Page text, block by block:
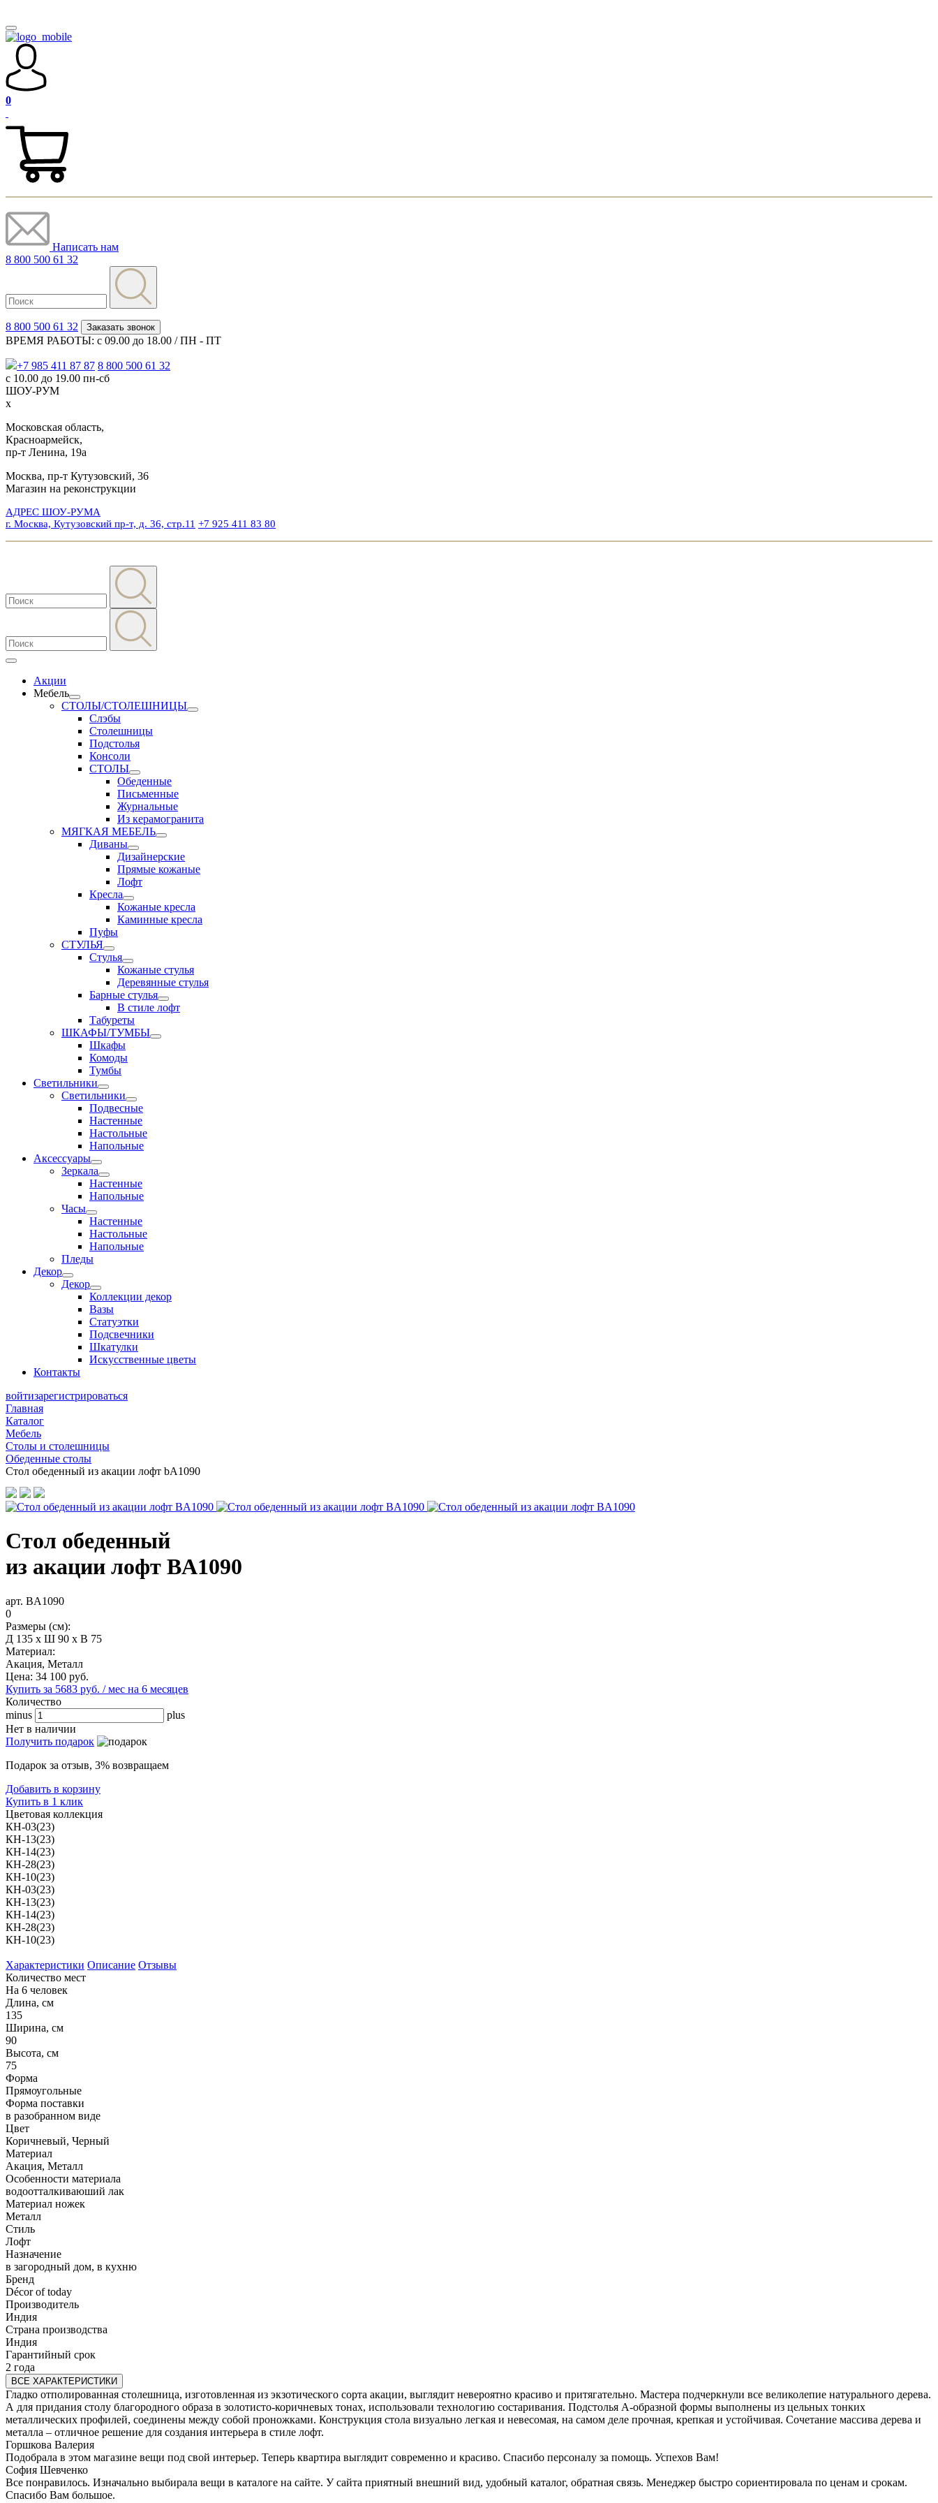
0
Написать нам
8 800 500 61 32
8 800 500 61 32 Заказать звонок
ВРЕМЯ РАБОТЫ: с 09.00 до 18.00 / ПН - ПТ
+7 985 411 87 87 8 800 500 61 32
с 10.00 до 19.00 пн-сб
ШОУ-РУМ
x
Московская область,
Красноармейск,
пр-т Ленина, 19а
Москва, пр-т Кутузовский, 36
Магазин на реконструкции
АДРЕС ШОУ-РУМА
г. Москва, Кутузовский пр-т, д. 36, стр.11 +7 925 411 83 80
Акции
Мебель
СТОЛЫ/СТОЛЕШНИЦЫ
Слэбы
Столешницы
Подстолья
Консоли
СТОЛЫ
Обеденные
Письменные
Журнальные
Из керамогранита
МЯГКАЯ МЕБЕЛЬ
Диваны
Дизайнерские
Прямые кожаные
Лофт
Кресла
Кожаные кресла
Каминные кресла
Пуфы
СТУЛЬЯ
Стулья
Кожаные стулья
Деревянные стулья
Барные стулья
В стиле лофт
Табуреты
ШКАФЫ/ТУМБЫ
Шкафы
Комоды
Тумбы
Светильники
Светильники
Подвесные
Настенные
Настольные
Напольные
Аксессуары
Зеркала
Настенные
Напольные
Часы
Настенные
Настольные
Напольные
Пледы
Декор
Декор
Коллекции декор
Вазы
Статуэтки
Подсвечники
Шкатулки
Искусственные цветы
Контакты
войтизарегистрироваться
Главная
Каталог
Мебель
Столы и столешницы
Обеденные столы
Стол обеденный из акации лофт bА1090
Стол обеденный
из акации лофт BА1090
арт. BА1090
0
Размеры (см):
Д 135 x Ш 90 x В 75
Материал:
Акация, Металл
Цена: 34 100 руб.
Купить за 5683 руб. / мес на 6 месяцев
Количество
minus
plus
Нет в наличии
Получить подарок
Подарок за отзыв, 3% возвращаем
Добавить в корзину
Купить в 1 клик
Цветовая коллекция
КН-03(23)
КН-13(23)
КН-14(23)
КН-28(23)
КН-10(23)
КН-03(23)
КН-13(23)
КН-14(23)
КН-28(23)
КН-10(23)
Характеристики Описание Отзывы
Количество мест
На 6 человек
Длина, см
135
Ширина, см
90
Высота, см
75
Форма
Прямоугольные
Форма поставки
в разобранном виде
Цвет
Коричневый, Черный
Материал
Акация, Металл
Особенности материала
водоотталкиваюший лак
Материал ножек
Металл
Стиль
Лофт
Назначение
в загородный дом, в кухню
Бренд
Décor of today
Производитель
Индия
Страна производства
Индия
Гарантийный срок
2 года
ВСЕ ХАРАКТЕРИСТИКИ
Гладко отполированная столешница, изготовленная из экзотического сорта акации, выглядит невероятно красиво и притягательно. Мастера подчеркнули все великолепие натурального дерева.
А для придания столу благородного образа в золотисто-коричневых тонах, использовали технологию состаривания. Подстолья А-образной формы выполнены из цельных тонких
металлических профилей, соединены между собой проножками. Конструкция стола визуально легкая и невесомая, на самом деле прочная, крепкая и устойчивая. Сочетание массива дерева и
металла – отличное решение для создания интерьера в стиле лофт.
Горшкова Валерия
Подобрала в этом магазине вещи под свой интерьер. Теперь квартира выглядит современно и красиво. Спасибо персоналу за помощь. Успехов Вам!
София Шевченко
Все понравилось. Изначально выбирала вещи в каталоге на сайте. У сайта приятный внешний вид, удобный каталог, обратная связь. Менеджер быстро сориентировала по ценам и срокам.
Спасибо Вам большое.